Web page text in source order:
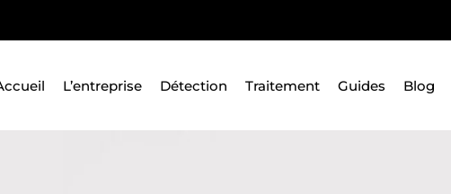
L’entreprise Détection Traitement Guides Blog